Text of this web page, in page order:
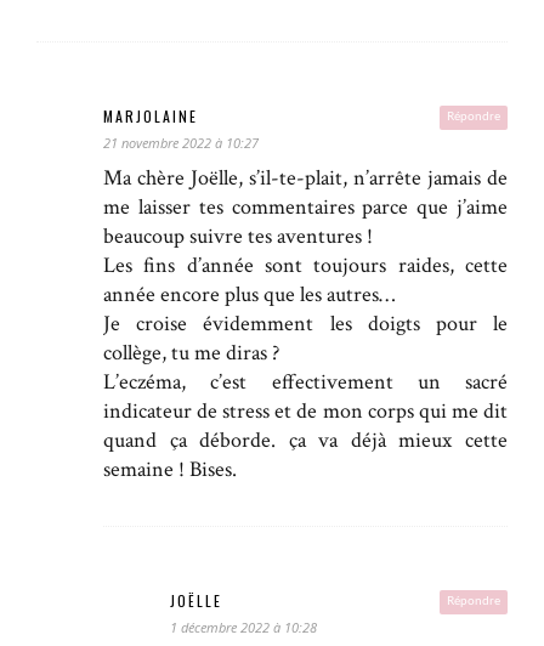
Répondre
MARJOLAINE
21 novembre 2022 à 10:27
Ma chère Joëlle, s’il-te-plait, n’arrête jamais de
me laisser tes commentaires parce que j’aime
beaucoup suivre tes aventures !
Les fins d’année sont toujours raides, cette
année encore plus que les autres…
Je croise évidemment les doigts pour le
collège, tu me diras ?
L’eczéma, c’est effectivement un sacré
indicateur de stress et de mon corps qui me dit
quand ça déborde. ça va déjà mieux cette
semaine ! Bises.
Répondre
JOËLLE
1 décembre 2022 à 10:28